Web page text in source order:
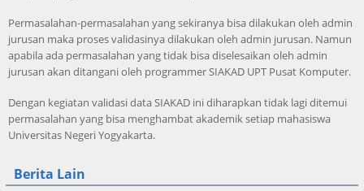
Permasalahan-permasalahan yang sekiranya bisa dilakukan oleh admin
jurusan maka proses validasinya dilakukan oleh admin jurusan. Namun
apabila ada permasalahan yang tidak bisa diselesaikan oleh admin
jurusan akan ditangani oleh programmer SIAKAD UPT Pusat Komputer.
Dengan kegiatan validasi data SIAKAD ini diharapkan tidak lagi ditemui
permasalahan yang bisa menghambat akademik setiap mahasiswa
Universitas Negeri Yogyakarta.
Berita Lain